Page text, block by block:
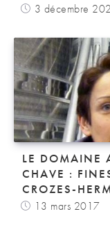
3 décembre
LE DOMAINE
CHAVE :
CROZES-
13 mars 2017